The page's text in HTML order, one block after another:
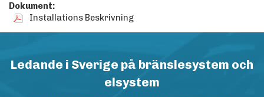
Dokument:
Installations Beskrivning
Ledande i Sverige på bränslesystem och
elsystem